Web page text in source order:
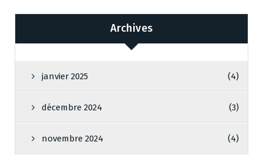
Archives
janvier 2025 (4)
décembre 2024 (3)
novembre 2024 (4)